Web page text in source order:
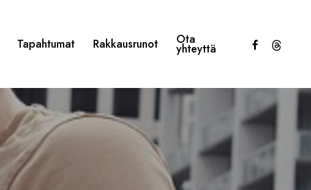
Tapahtumat Rakkausrunot Ota
yhteyttä facebookthreads